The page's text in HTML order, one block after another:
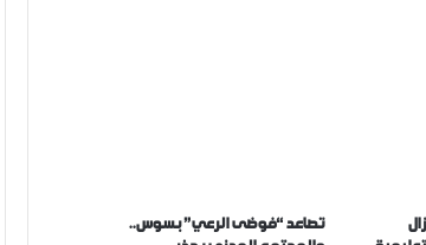
تصاعد “فوضى الرعي” بسوس..